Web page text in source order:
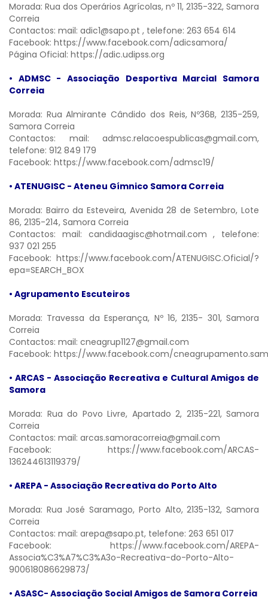
Morada: Rua dos Operários Agrícolas, nº 11, 2135-322, Samora
Correia
Contactos: mail: adic1@sapo.pt , telefone: 263 654 614
Facebook: https://www.facebook.com/adicsamora/
Página Oficial: https://adic.udipss.org
• ADMSC - Associação Desportiva Marcial Samora
Correia
Morada: Rua Almirante Cândido dos Reis, Nº36B, 2135-259,
Samora Correia
Contactos: mail: admsc.relacoespublicas@gmail.com,
telefone: 912 849 179
Facebook: https://www.facebook.com/admsc19/
• ATENUGISC - Ateneu Gímnico Samora Correia
Morada: Bairro da Esteveira, Avenida 28 de Setembro, Lote
86, 2135-214, Samora Correia
Contactos: mail: candidaagisc@hotmail.com , telefone:
937 021 255
Facebook: https://www.facebook.com/ATENUGISC.Oficial/?
epa=SEARCH_BOX
• Agrupamento Escuteiros
Morada: Travessa da Esperança, Nº 16, 2135- 301, Samora
Correia
Contactos: mail: cneagrup1127@gmail.com
Facebook: https://www.facebook.com/
• ARCAS - Associação Recreativa e Cultural Amigos de
Samora
Morada: Rua do Povo Livre, Apartado 2, 2135-221, Samora
Correia
Contactos: mail: arcas.samoracorreia@gmail.com
Facebook: https://www.facebook.com/ARCAS-
136244613119379/
• AREPA - Associação Recreativa do Porto Alto
Morada: Rua José Saramago, Porto Alto, 2135-132, Samora
Correia
Contactos: mail: arepa@sapo.pt, telefone: 263 651 017
Facebook: https://www.facebook.com/AREPA-
Associa%C3%A7%C3%A3o-Recreativa-do-Porto-Alto-
900618086629873/
• ASASC- Associação Social Amigos de Samora Correia